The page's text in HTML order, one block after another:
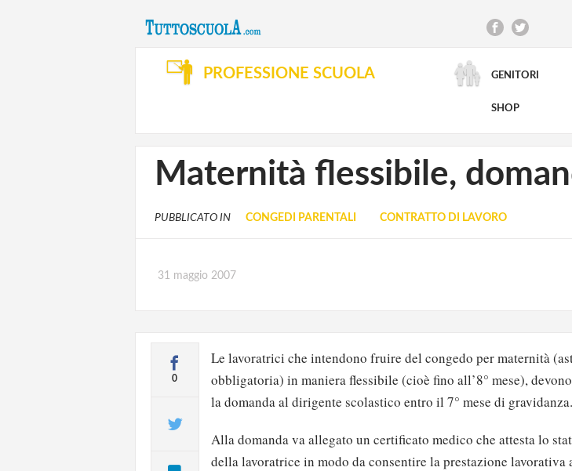
PROFESSIONE SCUOLA GENITORI
SHOP
RICERCA
Maternità flessibile,
PUBBLICATO IN CONGEDI PARENTALI CONTRATTO DI LAVORO
31 maggio 2007
0
Le lavoratrici che intendono fruire del congedo per maternità
obbligatoria) in maniera flessibile (cioè fino all’8° mese),
la domanda al dirigente scolastico entro il 7° mese di gravidanza.
Alla domanda va allegato un certificato medico che attesta lo
della lavoratrice in modo da consentire la prestazione lavorativa